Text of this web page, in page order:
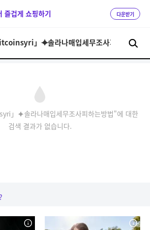
즐겁게 쇼핑하기 다운받기
」⯌솔라나매입세무조사피하는방법"에 대한
검색 결과가 없습니다.